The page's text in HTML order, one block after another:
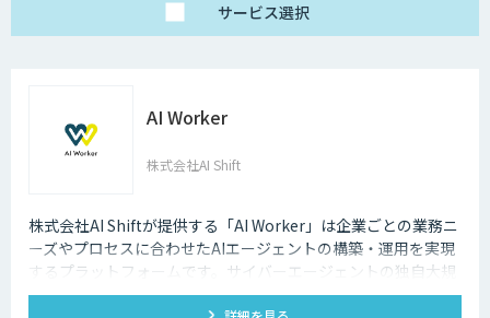
サービス選択
AI Worker
株式会社AI Shift
株式会社AI Shiftが提供する「AI Worker」は企業ごとの業務ニ
ーズやプロセスに合わせたAIエージェントの構築・運用を実現
するプラットフォームです。サイバーエージェントの独自大規
模言語モデルの開発知見と、当社の生成AI導入支援の経験を活